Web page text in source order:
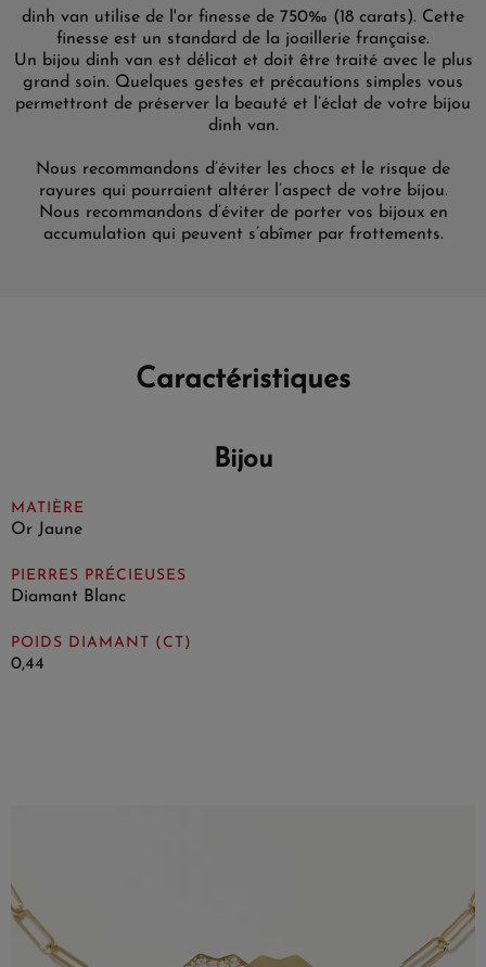
dinh van utilise de l'or finesse de 750‰ (18 carats). Cette
finesse est un standard de la joaillerie française.
Un bijou dinh van est délicat et doit être traité avec le plus
grand soin. Quelques gestes et précautions simples vous
permettront de préserver la beauté et l’éclat de votre bijou
dinh van.
Nous recommandons d’éviter les chocs et le risque de
rayures qui pourraient altérer l’aspect de votre bijou.
Nous recommandons d’éviter de porter vos bijoux en
accumulation qui peuvent s’abîmer par frottements.
Caractéristiques
Bijou
MATIÈRE
Or Jaune
PIERRES PRÉCIEUSES
Diamant Blanc
POIDS DIAMANT (CT)
0,44